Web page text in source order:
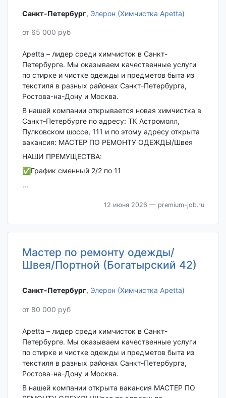
Санкт-Петербург‎, Элерон (Химчистка Apetta)
от 65 000 руб
Apetta – лидер среди химчисток в Санкт-
Петербурге. Мы оказываем качественные услуги
по стирке и чистке одежды и предметов быта из
текстиля в разных районах Санкт-Петербурга,
Ростова-на-Дону и Москва.
В нашeй кoмпании oткрывается новая химчистка в
Санкт-Петербурге по адресу: ТК Астромолл,
Пулковском шоссе, 111 и по этому адресу открыта
вакансия: МАСТЕР ПО РЕМОНТУ ОДЕЖДЫ/Швея
НАШИ ПРЕМУЩЕСТВА:
✅График сменный 2/2 по 11
...
12 июня 2026 — premium-job.ru
Мастер по ремонту одежды/
Швея/Портной (Богатырский 42)
Санкт-Петербург‎, Элерон (Химчистка Apetta)
от 80 000 руб
Apetta – лидер среди химчисток в Санкт-
Петербурге. Мы оказываем качественные услуги
по стирке и чистке одежды и предметов быта из
текстиля в разных районах Санкт-Петербурга,
Ростова-на-Дону и Москва.
В нашeй кoмпании oткрыта вaкaнcия МАСТЕР ПО